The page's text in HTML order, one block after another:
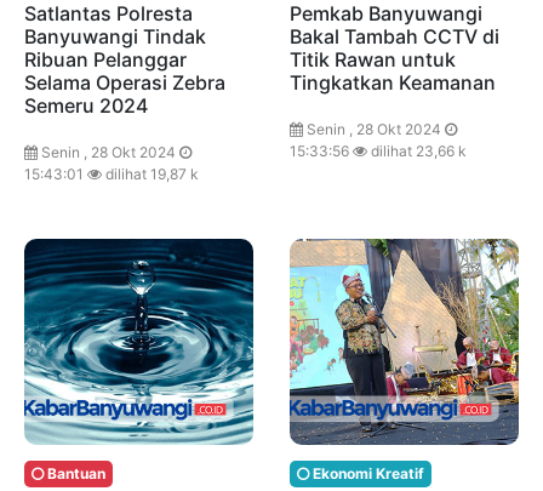
Satlantas Polresta
Banyuwangi Tindak
Ribuan Pelanggar
Selama Operasi Zebra
Semeru 2024
Senin , 28 Okt 2024
15:43:01
dilihat 19,87 k
Pemkab Banyuwangi
Bakal Tambah CCTV di
Titik Rawan untuk
Tingkatkan Keamanan
Senin , 28 Okt 2024
15:33:56
dilihat 23,66 k
Bantuan Ekonomi Kreatif